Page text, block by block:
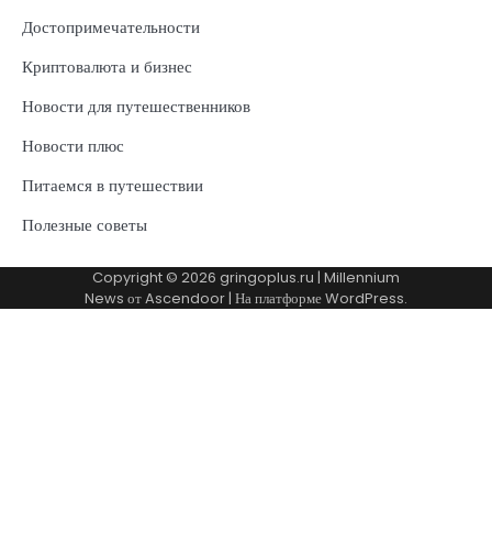
Достопримечательности
Криптовалюта и бизнес
Новости для путешественников
Новости плюс
Питаемся в путешествии
Полезные советы
Copyright © 2026 gringoplus.ru | Millennium
News отAscendoor| На платформеWordPress.